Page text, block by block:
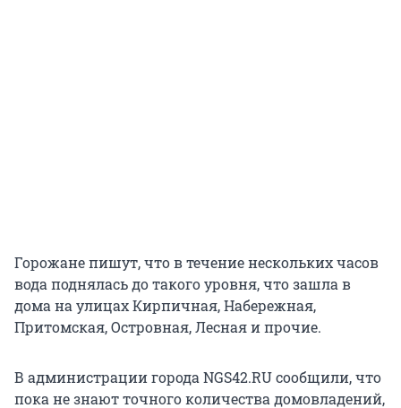
Горожане пишут, что в течение нескольких часов
вода поднялась до такого уровня, что зашла в
дома на улицах Кирпичная, Набережная,
Притомская, Островная, Лесная и прочие.
В администрации города NGS42.RU сообщили, что
пока не знают точного количества домовладений,